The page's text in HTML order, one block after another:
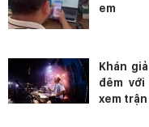
em
Khán
đêm
xem trận